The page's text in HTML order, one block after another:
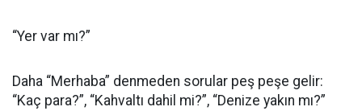
“Yer var mı?”
Daha “Merhaba” denmeden sorular peş peşe gelir:
“Kaç para?”, “Kahvaltı dahil mi?”, “Denize yakın mı?”